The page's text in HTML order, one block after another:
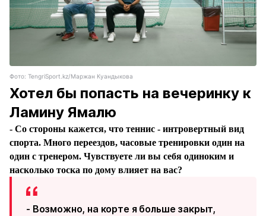
Фото: TengriSport.kz/Маржан Куандыкова
Хотел бы попасть на вечеринку к
Ламину Ямалю
- Со стороны кажется, что теннис - интровертный вид
спорта. Много переездов, часовые тренировки один на
один с тренером. Чувствуете ли вы себя одиноким и
насколько тоска по дому влияет на вас?
- Возможно, на корте я больше закрыт,